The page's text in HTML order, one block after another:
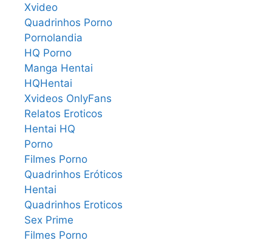
Xvideo
Quadrinhos Porno
Pornolandia
HQ Porno
Manga Hentai
HQHentai
Xvideos OnlyFans
Relatos Eroticos
Hentai HQ
Porno
Filmes Porno
Quadrinhos Eróticos
Hentai
Quadrinhos Eroticos
Sex Prime
Filmes Porno